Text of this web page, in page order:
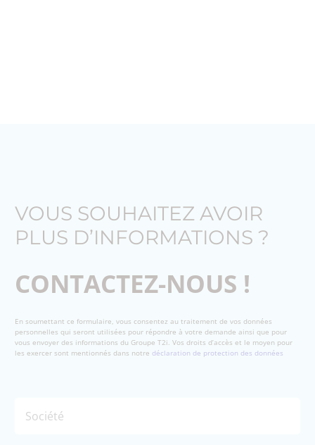
VOUS SOUHAITEZ AVOIR
PLUS D’INFORMATIONS ?
CONTACTEZ-NOUS !
En soumettant ce formulaire, vous consentez au traitement de vos données
personnelles qui seront utilisées pour répondre à votre demande ainsi que pour
vous envoyer des informations du Groupe T2i. Vos droits d’accès et le moyen pour
les exercer sont mentionnés dans notredéclaration de protection des données